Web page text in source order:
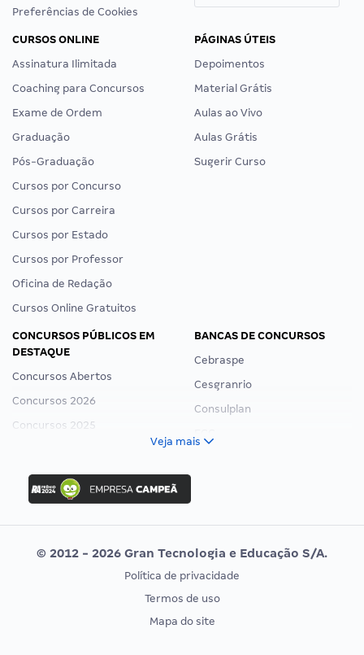
Preferências de Cookies
CURSOS ONLINE
Assinatura Ilimitada
Coaching para Concursos
Exame de Ordem
Graduação
Pós-Graduação
Cursos por Concurso
Cursos por Carreira
Cursos por Estado
Cursos por Professor
Oficina de Redação
Cursos Online Gratuitos
PÁGINAS ÚTEIS
Depoimentos
Material Grátis
Aulas ao Vivo
Aulas Grátis
Sugerir Curso
CONCURSOS PÚBLICOS EM
DESTAQUE
Concursos Abertos
Concursos 2026
Concursos 2025
Concurso Ibama
Concurso MPU
Editais publicados
BANCAS DE CONCURSOS
Cebraspe
Cesgranrio
Consulplan
Vunesp
CONCURSOS POR PROFISSÃO
EXAME DE ORDEM
Veja mais
© 2012 - 2026 Gran Tecnologia e Educação S/A.
Política de privacidade
Termos de uso
Mapa do site